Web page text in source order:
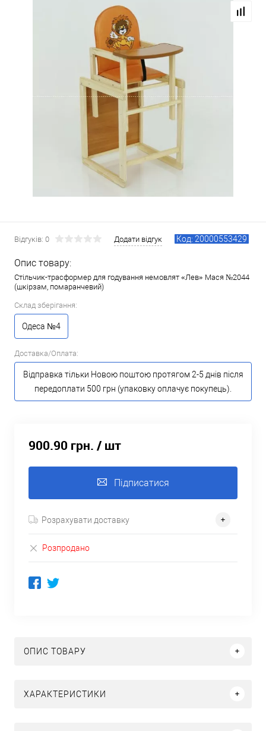
Відгуків: 0 Додати відгук Код: 20000553429
Опис товару:
Стільчик-трасформер для годування немовлят «Лев» Мася №2044
(шкірзам, помаранчевий)
Склад зберігання:
Одеса №4
Доставка/Оплата:
Відправка тільки Новою поштою протягом 2-5 днів після
передоплати 500 грн (упаковку оплачує покупець).
900.90 грн. / шт
Підписатися
Розрахувати доставку
Розпродано
ОПИС ТОВАРУ
ХАРАКТЕРИСТИКИ